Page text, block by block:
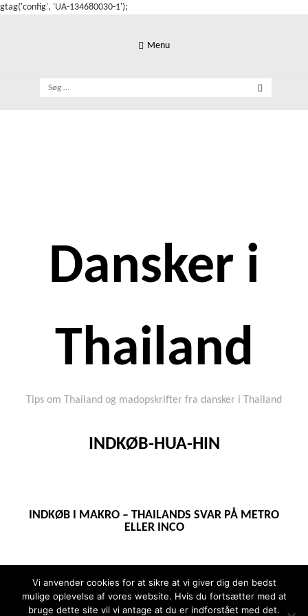
gtag('config', 'UA-134680030-1');
Menu
efter:
Dansker i
Thailand
Tips om Thailand og madopskrifter fra dansker i Thailand
INDKØB-HUA-HIN
INDKØB I MAKRO – THAILANDS SVAR PÅ METRO
ELLER INCO
Vi anvender cookies for at sikre at vi giver dig den bedst
mulige oplevelse af vores website. Hvis du fortsætter med at
bruge dette site vil vi antage at du er indforstået med det.